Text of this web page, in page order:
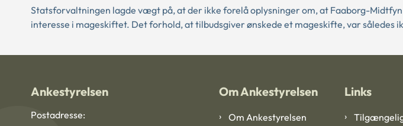
Statsforvaltningen lagde vægt på, at der ikke forelå oplysninger om, at Faaborg-
interesse i mageskiftet. Det forhold, at tilbudsgiver ønskede et mageskifte, var således
Ankestyrelsen
Postadresse:
Om Ankestyrelsen
Om Ankestyrelsen
Links